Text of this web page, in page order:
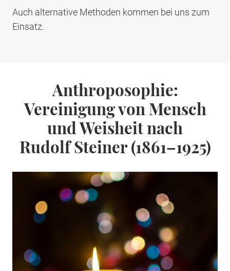
Auch alternative Methoden kommen bei uns zum
Einsatz.
Anthroposophie:
Vereinigung von Mensch
und Weisheit nach
Rudolf Steiner (1861–1925)